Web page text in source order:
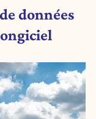
données